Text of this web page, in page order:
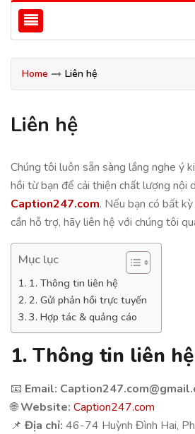
Home Liên hệ
Liên hệ
Chúng tôi luôn sẵn sàng lắng nghe ý
hồi từ bạn để cải thiện chất lượng nội
Caption247.com. Nếu bạn có bất
cần hỗ trợ, hãy liên hệ với chúng tôi
Mục lục
1. Thông tin liên hệ
2. Gửi phản hồi trực tuyến
3. Hợp tác & quảng cáo
1. Thông tin liên hệ
📧 Email:
🌐Website: Caption247.com
📌 Địa chỉ: 46-74 Huỳnh Đình Hai,